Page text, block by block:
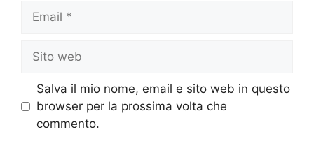
Salva il mio nome, email e sito web in questo
browser per la prossima volta che
commento.